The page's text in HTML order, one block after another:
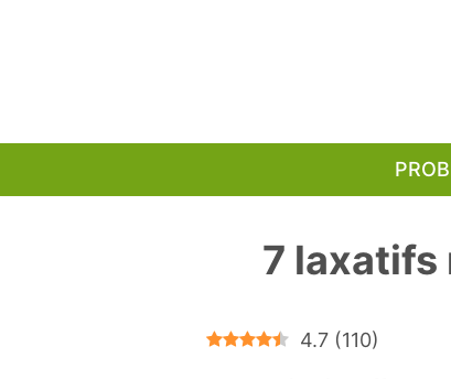
7 laxatifs
4.7 (110)